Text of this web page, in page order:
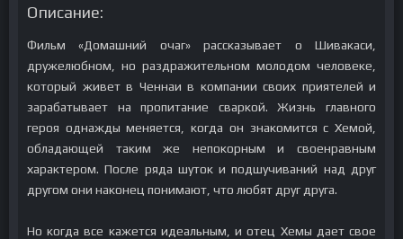
Описание:
Фильм «Домашний очаг» рассказывает о Шивакаси,
дружелюбном, но раздражительном молодом человеке,
который живет в Ченнаи в компании своих приятелей и
зарабатывает на пропитание сваркой. Жизнь главного
героя однажды меняется, когда он знакомится с Хемой,
обладающей таким же непокорным и своенравным
характером. После ряда шуток и подшучиваний над друг
другом они наконец понимают, что любят друг друга.
Но когда все кажется идеальным, и отец Хемы дает свое